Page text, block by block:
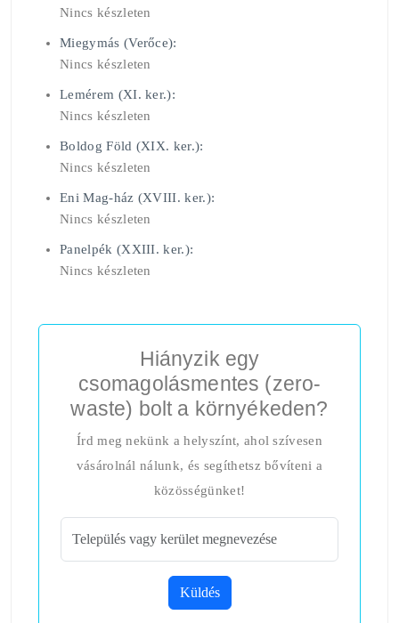
Nincs készleten
Miegymás (Verőce):
Nincs készleten
Lemérem (XI. ker.):
Nincs készleten
Boldog Föld (XIX. ker.):
Nincs készleten
Eni Mag-ház (XVIII. ker.):
Nincs készleten
Panelpék (XXIII. ker.):
Nincs készleten
Hiányzik egy
csomagolásmentes (zero-
waste) bolt a környékeden?
Írd meg nekünk a helyszínt, ahol szívesen
vásárolnál nálunk, és segíthetsz bővíteni a
közösségünket!
Küldés